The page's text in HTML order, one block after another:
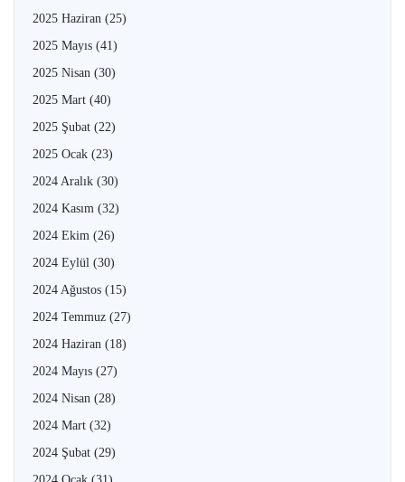
2025 Haziran (25)
2025 Mayıs (41)
2025 Nisan (30)
2025 Mart (40)
2025 Şubat (22)
2025 Ocak (23)
2024 Aralık (30)
2024 Kasım (32)
2024 Ekim (26)
2024 Eylül (30)
2024 Ağustos (15)
2024 Temmuz (27)
2024 Haziran (18)
2024 Mayıs (27)
2024 Nisan (28)
2024 Mart (32)
2024 Şubat (29)